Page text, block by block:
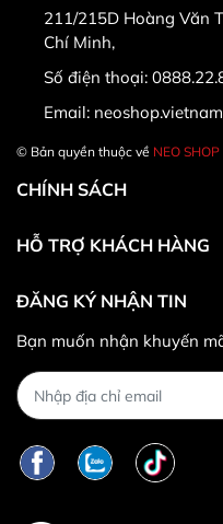
* Hàng được đổi trả khi:
Trường hợp không
211/215D Hoàng Văn
Chí Minh,
Số điện thoại:
Email:
© Bản quyền thuộc về NEO SHOP
CHÍNH SÁCH
HỖ TRỢ KHÁCH HÀNG
ĐĂNG KÝ NHẬN TIN
Bạn muốn nhận khuyến